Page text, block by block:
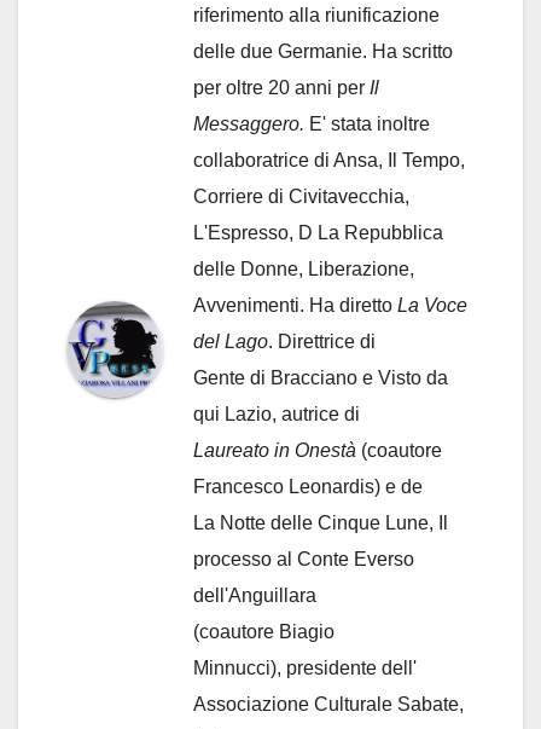
riferimento alla riunificazione
delle due Germanie. Ha scritto
per oltre 20 anni per Il
Messaggero. E' stata inoltre
collaboratrice di Ansa, Il Tempo,
Corriere di Civitavecchia,
L'Espresso, D La Repubblica
delle Donne, Liberazione,
Avvenimenti. Ha diretto La Voce
del Lago. Direttrice di
Gente di Bracciano e Visto da
qui Lazio, autrice di
Laureato in Onestà (coautore
Francesco Leonardis) e de
La Notte delle Cinque Lune, Il
processo al Conte Everso
dell'Anguillara
(coautore Biagio
Minnucci), presidente dell'
Associazione Culturale Sabate,